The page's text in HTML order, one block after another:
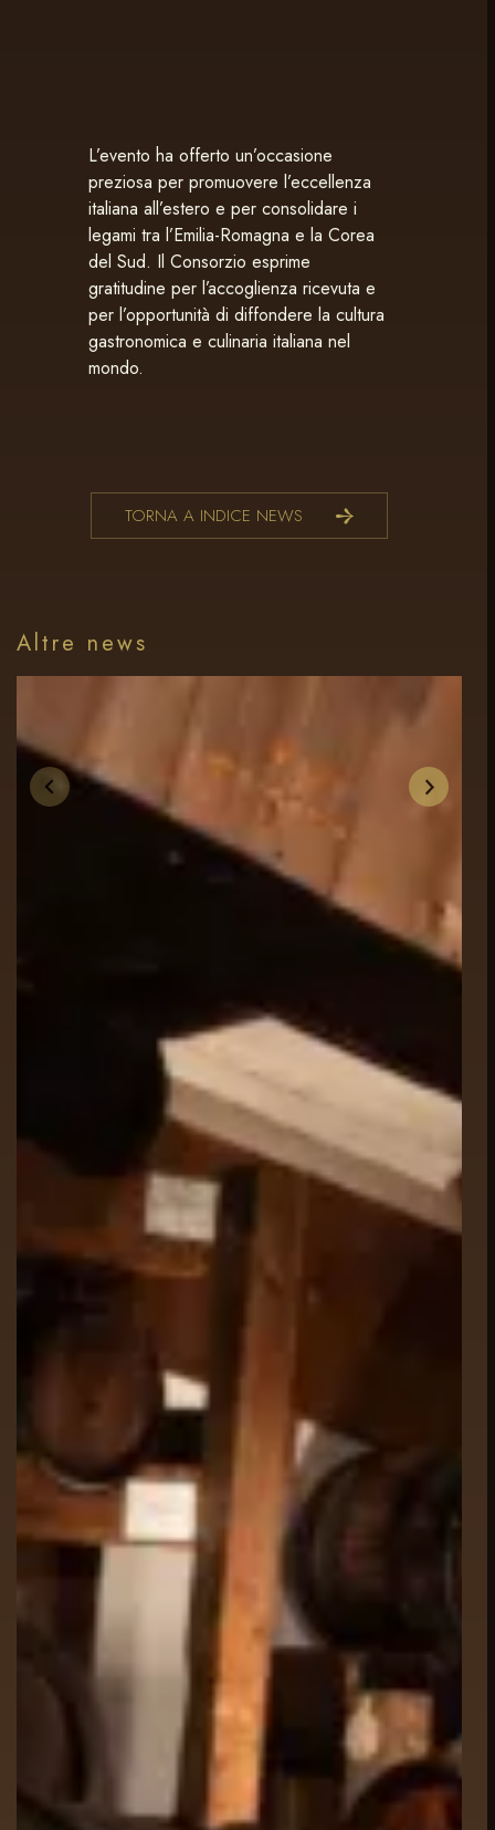
L’evento ha offerto un’occasione
preziosa per promuovere l’eccellenza
italiana all’estero e per consolidare i
legami tra l’Emilia-Romagna e la Corea
del Sud. Il Consorzio esprime
gratitudine per l’accoglienza ricevuta e
per l’opportunità di diffondere la cultura
gastronomica e culinaria italiana nel
mondo.
TORNA A INDICE NEWS
Altre news